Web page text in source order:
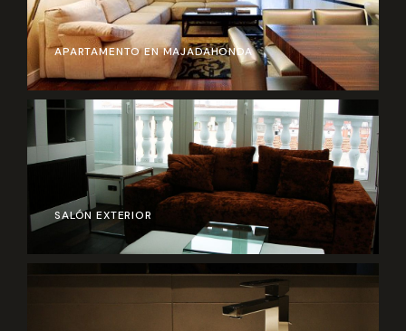
APARTAMENTO EN MAJADAHONDA
SALÓN EXTERIOR